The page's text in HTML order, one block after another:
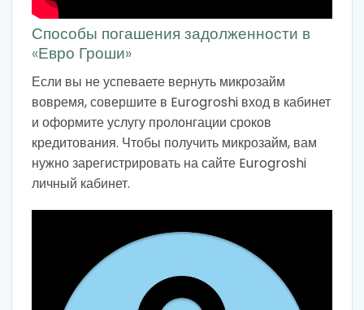
Способы погашения задолженности в
«Евро Гроши»
Если вы не успеваете вернуть микрозайм
вовремя, совершите в Eurogroshi вход в кабинет
и оформите услугу пролонгации сроков
кредитования. Чтобы получить микрозайм, вам
нужно зарегистрировать на сайте Eurogroshi
личный кабинет.